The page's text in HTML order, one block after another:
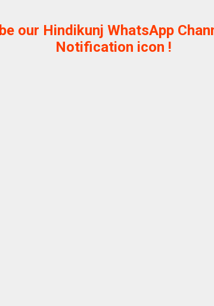
our Hindikunj WhatsApp
Notification icon !